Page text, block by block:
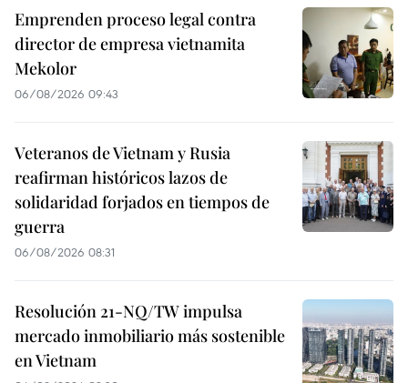
Emprenden proceso legal contra
director de empresa vietnamita
Mekolor
06/08/2026 09:43
Veteranos de Vietnam y Rusia
reafirman históricos lazos de
solidaridad forjados en tiempos de
guerra
06/08/2026 08:31
Resolución 21-NQ/TW impulsa
mercado inmobiliario más sostenible
en Vietnam